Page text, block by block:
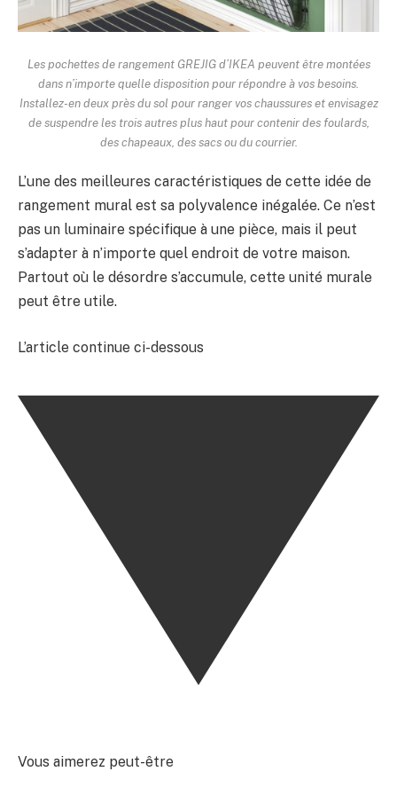
Les pochettes de rangement GREJIG d’IKEA peuvent être montées
dans n’importe quelle disposition pour répondre à vos besoins.
Installez-en deux près du sol pour ranger vos chaussures et envisagez
de suspendre les trois autres plus haut pour contenir des foulards,
des chapeaux, des sacs ou du courrier.
L’une des meilleures caractéristiques de cette idée de
rangement mural est sa polyvalence inégalée. Ce n’est
pas un luminaire spécifique à une pièce, mais il peut
s’adapter à n’importe quel endroit de votre maison.
Partout où le désordre s’accumule, cette unité murale
peut être utile.
L’article continue ci-dessous
Vous aimerez peut-être